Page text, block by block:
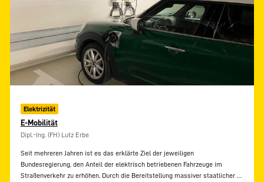
Elektrizität
E-Mobilität
Dipl.-Ing. (FH) Lutz Erbe
Seit mehreren Jahren ist es das erklärte Ziel der jeweiligen
Bundesregierung, den Anteil der elektrisch betriebenen Fahrzeuge im
Straßenverkehr zu erhöhen. Durch die Bereitstellung massiver staatlicher